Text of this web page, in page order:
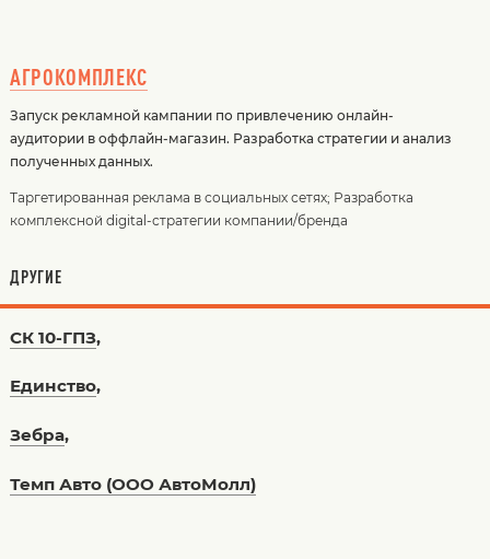
АГРОКОМПЛЕКС
Запуск рекламной кампании по привлечению онлайн-
аудитории в оффлайн-магазин. Разработка стратегии и анализ
полученных данных.
Таргетированная реклама в социальных сетях; Разработка
комплексной digital-стратегии компании/бренда
ДРУГИЕ
СК 10-ГПЗ,
Единство,
Зебра,
Темп Авто (ООО АвтоМолл)